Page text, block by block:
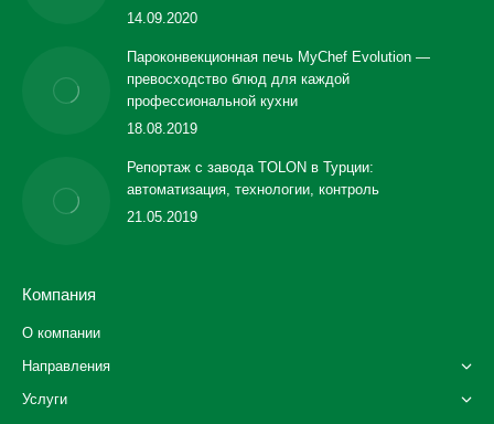
14.09.2020
Пароконвекционная печь MyChef Evolution —
превосходство блюд для каждой
профессиональной кухни
18.08.2019
Репортаж с завода TOLON в Турции:
автоматизация, технологии, контроль
21.05.2019
Компания
О компании
Направления
Услуги